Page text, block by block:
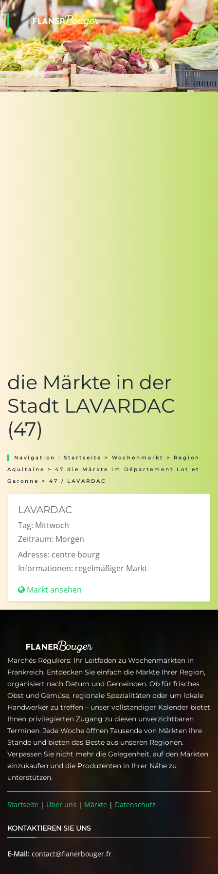
die Märkte in der
Stadt LAVARDAC
(47)
Navigation : Startseite > Wochenmarkt > Region
Aquitaine
> 47 die Märkte im Département Lot et
Garonne
> 47 / LAVARDAC
LAVARDAC
Tag: Mittwoch
Zeitraum: Morgen
Adresse: centre bourg
Informationen: regelmäßiger Markt
Markt ansehen
Marchés Réguliers: Ihr Leitfaden zu Wochenmärkten in
Frankreich. Entdecken Sie einfach die Märkte Ihrer Region,
organisiert nach Datum und Gemeinden. Ob für frisches
Obst und Gemüse, regionale Spezialitäten oder um lokale
Handwerker zu treffen – unser vollständiger Kalender bietet
Ihnen privilegierten Zugang zu diesen unverzichtbaren
Terminen. Jede Woche öffnen Tausende von Märkten ihre
Stände und bieten das Beste aus unseren Regionen.
Verpassen Sie nicht mehr die Gelegenheit, auf den Märkten
einzukaufen und die Produzenten in Ihrer Nähe zu
unterstützen.
Startseite | Über uns | Märkte | Datenschutz
KONTAKTIEREN SIE UNS
E-Mail: contact@flanerbouger.fr